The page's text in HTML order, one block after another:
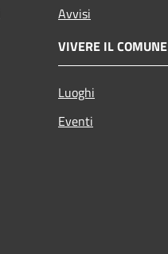
Avvisi
VIVERE IL COMUNE
Luoghi
Eventi